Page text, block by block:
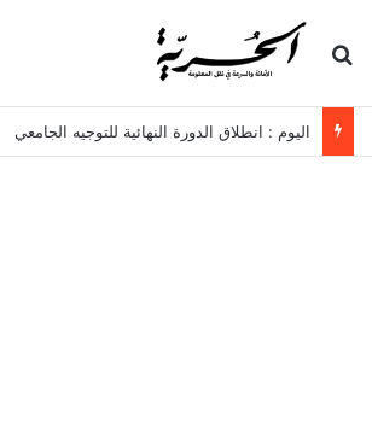
بحث عن
اليوم : انطلاق الدورة النهائية للتوجيه الجامعي